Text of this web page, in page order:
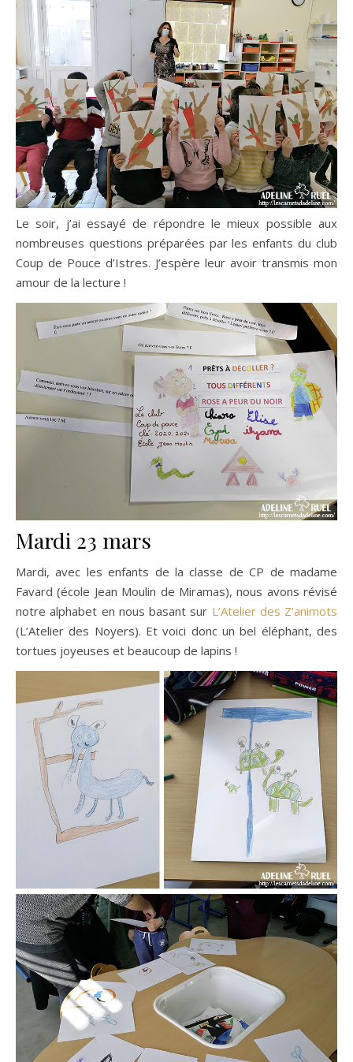
Le soir, j’ai essayé de répondre le mieux possible aux
nombreuses questions préparées par les enfants du club
Coup de Pouce d’Istres. J’espère leur avoir transmis mon
amour de la lecture !
Mardi 23 mars
Mardi, avec les enfants de la classe de CP de madame
Favard (école Jean Moulin de Miramas), nous avons révisé
notre alphabet en nous basant sur L’Atelier des Z’animots
(L’Atelier des Noyers). Et voici donc un bel éléphant, des
tortues joyeuses et beaucoup de lapins !